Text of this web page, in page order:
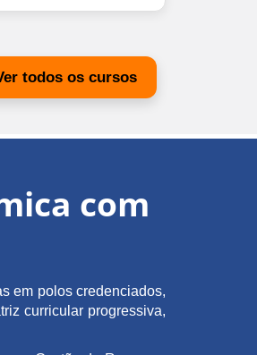
todos os cursos
com
em polos credenciados,
curricular progressiva,